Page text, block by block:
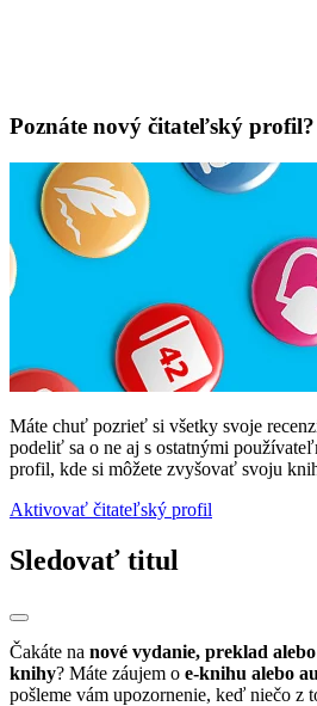
Poznáte nový čitateľský profil?
Máte chuť pozrieť si všetky svoje
podeliť sa o ne aj s ostatnými
profil, kde si môžete zvyšovať svoju
Aktivovať čitateľský profil
Sledovať titul
Čakáte na nové vydanie, preklad
knihy? Máte záujem o e-knihu alebo
pošleme vám upozornenie, keď niečo z